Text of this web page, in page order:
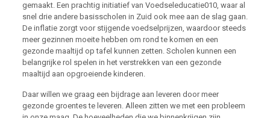
gemaakt. Een prachtig initiatief van Voedseleducatie010, waar al
snel drie andere basisscholen in Zuid ook mee aan de slag gaan.
De inflatie zorgt voor stijgende voedselprijzen, waardoor steeds
meer gezinnen moeite hebben om rond te komen en een
gezonde maaltijd op tafel kunnen zetten. Scholen kunnen een
belangrijke rol spelen in het verstrekken van een gezonde
maaltijd aan opgroeiende kinderen.
Daar willen we graag een bijdrage aan leveren door meer
gezonde groentes te leveren. Alleen zitten we met een probleem